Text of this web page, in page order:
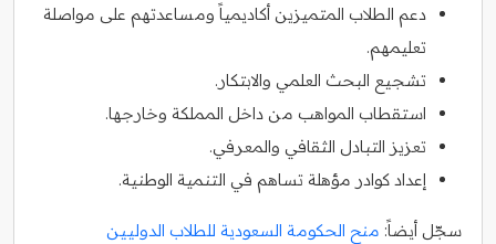
دعم الطلاب المتميزين أكاديمياً ومساعدتهم على مواصلة
تعليمهم.
تشجيع البحث العلمي والابتكار.
استقطاب المواهب من داخل المملكة وخارجها.
تعزيز التبادل الثقافي والمعرفي.
إعداد كوادر مؤهلة تساهم في التنمية الوطنية.
سجّل أيضاً: منح الحكومة السعودية للطلاب الدوليين